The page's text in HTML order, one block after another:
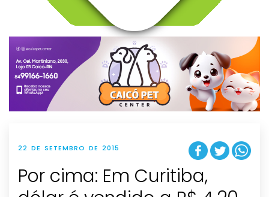
v
g
t
i
o
n
22 DE SETEMBRO DE 2015
Por cima: Em Curitiba,